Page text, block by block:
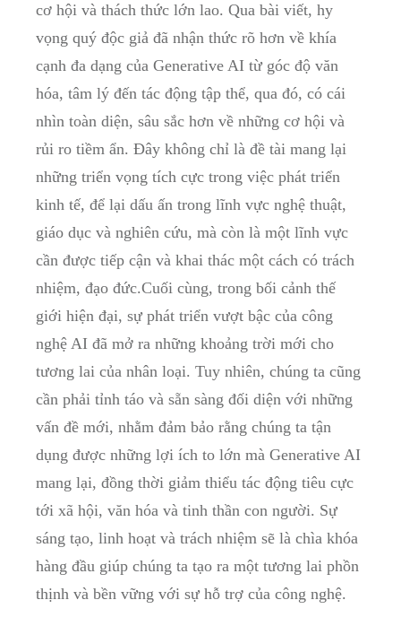
cơ hội và thách thức lớn lao. Qua bài viết, hy
vọng quý độc giả đã nhận thức rõ hơn về khía
cạnh đa dạng của Generative AI từ góc độ văn
hóa, tâm lý đến tác động tập thể, qua đó, có cái
nhìn toàn diện, sâu sắc hơn về những cơ hội và
rủi ro tiềm ẩn. Đây không chỉ là đề tài mang lại
những triển vọng tích cực trong việc phát triển
kinh tế, để lại dấu ấn trong lĩnh vực nghệ thuật,
giáo dục và nghiên cứu, mà còn là một lĩnh vực
cần được tiếp cận và khai thác một cách có trách
nhiệm, đạo đức.Cuối cùng, trong bối cảnh thế
giới hiện đại, sự phát triển vượt bậc của công
nghệ AI đã mở ra những khoảng trời mới cho
tương lai của nhân loại. Tuy nhiên, chúng ta cũng
cần phải tỉnh táo và sẵn sàng đối diện với những
vấn đề mới, nhằm đảm bảo rằng chúng ta tận
dụng được những lợi ích to lớn mà Generative AI
mang lại, đồng thời giảm thiểu tác động tiêu cực
tới xã hội, văn hóa và tinh thần con người. Sự
sáng tạo, linh hoạt và trách nhiệm sẽ là chìa khóa
hàng đầu giúp chúng ta tạo ra một tương lai phồn
thịnh và bền vững với sự hỗ trợ của công nghệ.